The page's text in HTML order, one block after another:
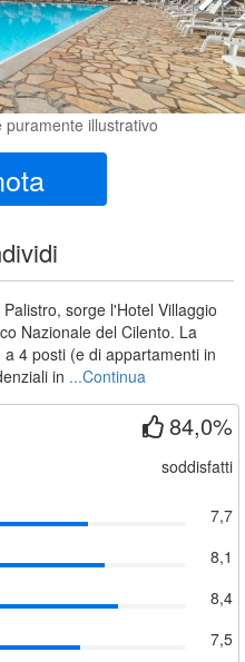
illustrativo
sorge l'Hotel Villaggio
Nazionale del Cilento. La
4 posti (e di appartamenti in
in ...Continua
84,0%
soddisfatti
7,7
8,1
8,4
7,5